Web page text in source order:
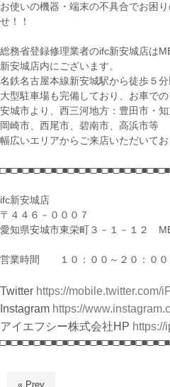
お使いの機器・端末の不具合でお困
せ！！
総務省登録修理業者のifc新安城店は
新安城店内にございます。
名鉄名古屋本線新安城駅から徒歩５分
大型駐車場も完備しており、お車での
安城市より、西三河地方：豊田市・知
岡崎市、西尾市、碧南市、高浜市等
幅広いエリアからご来店いただいてお
ifc新安城店
〒４４６－０００７
愛知県安城市東栄町３－１－１２
営業時間 １０：００～２０：００
Twitter https://mobile.twitter.com/
Instagram https://
アイエフシー株式会社HP https://
« Prev